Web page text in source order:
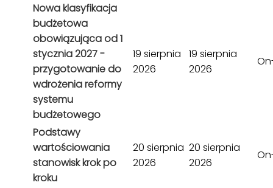
Nowa klasyfikacja
budżetowa
obowiązująca od 1
stycznia 2027 -
przygotowanie do
wdrożenia reformy
systemu
budżetowego
19 sierpnia
2026
19 sierpnia
2026
Podstawy
wartościowania
stanowisk krok po
kroku
20 sierpnia
2026
20 sierpnia
2026